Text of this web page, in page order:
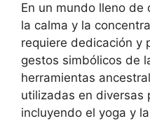
En un mundo lleno
la calma y la
requiere dedicación y
gestos simbólicos de
herramientas
utilizadas en diversas
incluyendo el yoga y